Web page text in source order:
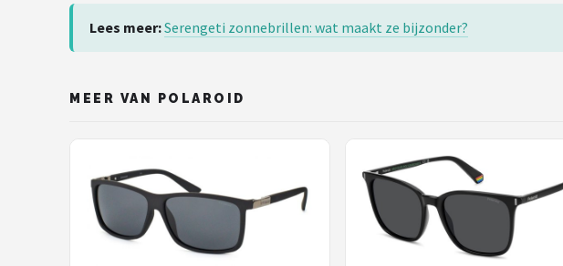
Lees meer:Serengeti zonnebrillen: wat maakt ze bijzonder?
MEER VAN POLAROID